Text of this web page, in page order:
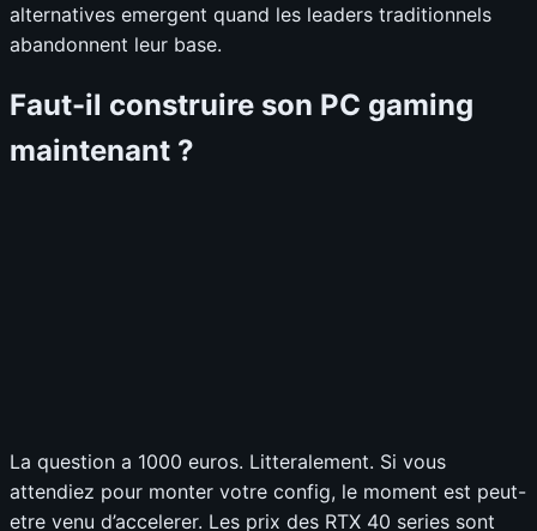
alternatives emergent quand les leaders traditionnels
abandonnent leur base.
Faut-il construire son PC gaming
maintenant ?
La question a 1000 euros. Litteralement. Si vous
attendiez pour monter votre config, le moment est peut-
etre venu d’accelerer. Les prix des RTX 40 series sont